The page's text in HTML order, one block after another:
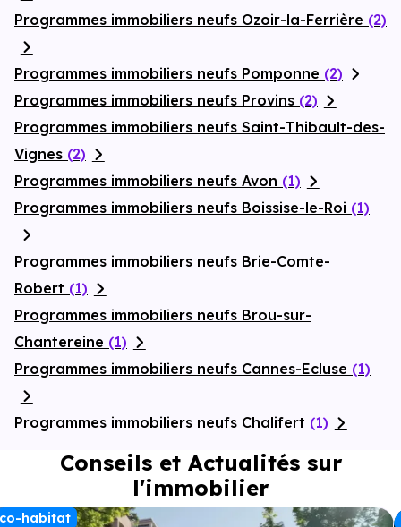
Programmes immobiliers neufs Ozoir-la-Ferrière (2)
Programmes immobiliers neufs Pomponne (2)
Programmes immobiliers neufs Provins (2)
Programmes immobiliers neufs Saint-Thibault-des-
Vignes (2)
Programmes immobiliers neufs Avon (1)
Programmes immobiliers neufs Boissise-le-Roi (1)
Programmes immobiliers neufs Brie-Comte-
Robert (1)
Programmes immobiliers neufs Brou-sur-
Chantereine (1)
Programmes immobiliers neufs Cannes-Ecluse (1)
Programmes immobiliers neufs Chalifert (1)
Conseils et Actualités sur
l'immobilier
habitat